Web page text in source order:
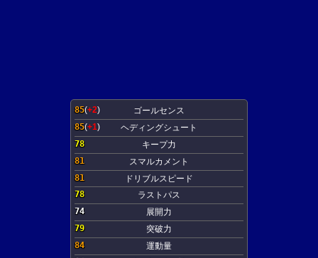
85(+2)
ゴールセンス
85(+1)
ヘディングシュート
78
キープ力
81
スマルカメント
81
ドリブルスピード
78
ラストパス
74
展開力
79
突破力
84
運動量